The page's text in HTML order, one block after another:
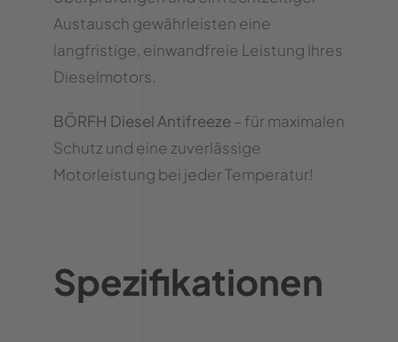
Austausch gewährleisten eine
langfristige, einwandfreie Leistung Ihres
Dieselmotors.
BÖRFH Diesel Antifreeze– für maximalen
Schutz und eine zuverlässige
Motorleistung bei jeder Temperatur!
Spezifikationen